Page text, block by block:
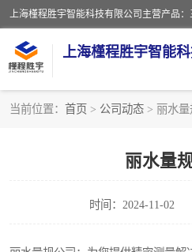
上海槿程胜宇智能
当前位置： 首页 > 公司动态 > 丽水量
丽水量
时间：2024-11-02
三坐标测量仪